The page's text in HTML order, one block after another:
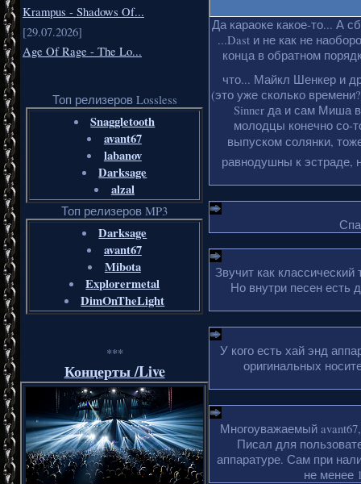
Krampus - Shadows Of...
[29.07.2026]
Age Of Rage - The Lo...
Топ релизеров Lossless
Snaggletooth
avant67
labanov
Darksage
alzal
Топ релизеров MP3
Darksage
avant67
Mibota
Explorermetal
DimOnTheLight
***
Концерты /Live
Да караоке какое-то... А
...Dast и не как не
конца в обратном
что... Майкл Шенкер и
(это уже сколько
Sinner да и сам Миша
молодцы конечно со-
выпуском солянки,
равнодушны к эстраде,
Звучит как
Но внутри песен есть
У кого есть хай энд
оригинальных
Многоуважаемый
Писал для
аппаратуре. Сам при
не менее